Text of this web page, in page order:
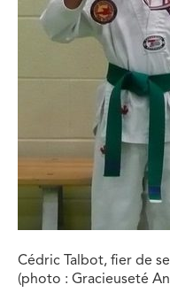
Cédric Talbot, fier de
(photo : Gracieuseté